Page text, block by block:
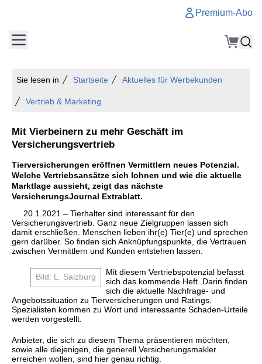
Premium-Abo
Sie lesen in Startseite Aktuelles für Werbekunden
Vertrieb & Marketing
Mit Vierbeinern zu mehr Geschäft im
Versicherungsvertrieb
Tierversicherungen eröffnen Vermittlern neues Potenzial.
Welche Vertriebsansätze sich lohnen und wie die aktuelle
Marktlage aussieht, zeigt das nächste
VersicherungsJournal Extrablatt.
20.1.2021 – Tierhalter sind interessant für den
Versicherungsvertrieb. Ganz neue Zielgruppen lassen sich
damit erschließen. Menschen lieben ihr(e) Tier(e) und sprechen
gern darüber. So finden sich Anknüpfungspunkte, die Vertrauen
zwischen Vermittlern und Kunden entstehen lassen.
Bild: L. Salzburg
Mit diesem Vertriebspotenzial befasst
sich das kommende Heft. Darin finden
sich die aktuelle Nachfrage- und
Angebotssituation zu Tierversicherungen und Ratings.
Spezialisten kommen zu Wort und interessante Schaden-Urteile
werden vorgestellt.
Anbieter, die sich zu diesem Thema präsentieren möchten,
sowie alle diejenigen, die generell Versicherungsmakler
erreichen wollen, sind hier genau richtig.